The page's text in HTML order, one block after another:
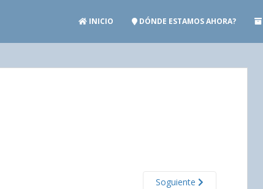
INICIO DÓNDE ESTAMOS AHORA?
Soguiente